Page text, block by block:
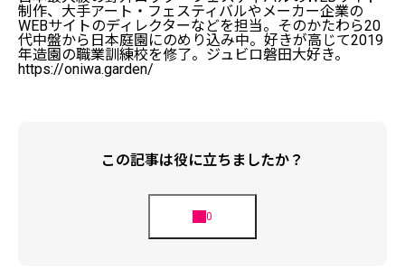
制作、大手アート・フェスティバルやメーカー企業の
WEBサイトのディレクターなどを担当。そのかたわら20
代中盤から日本庭園にのめり込み中。好きが高じて2019
年造園の職業訓練校を修了。ジュビロ磐田大好き。
https://oniwa.garden/
この記事は役に立ちましたか？